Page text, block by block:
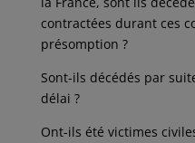
contractées durant ces
présomption ?
Sont-ils décédés par
délai ?
Ont-ils été victimes